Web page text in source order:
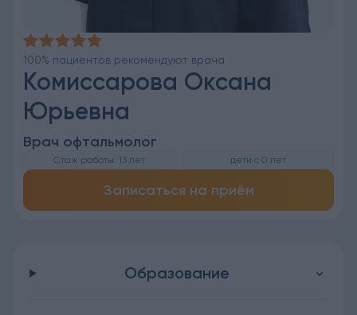
100% пациентов рекомендуют врача
Комиссарова Оксана
Юрьевна
Врач офтальмолог
Стаж работы: 13 лет дети с 0 лет
Записаться на приём
Образование